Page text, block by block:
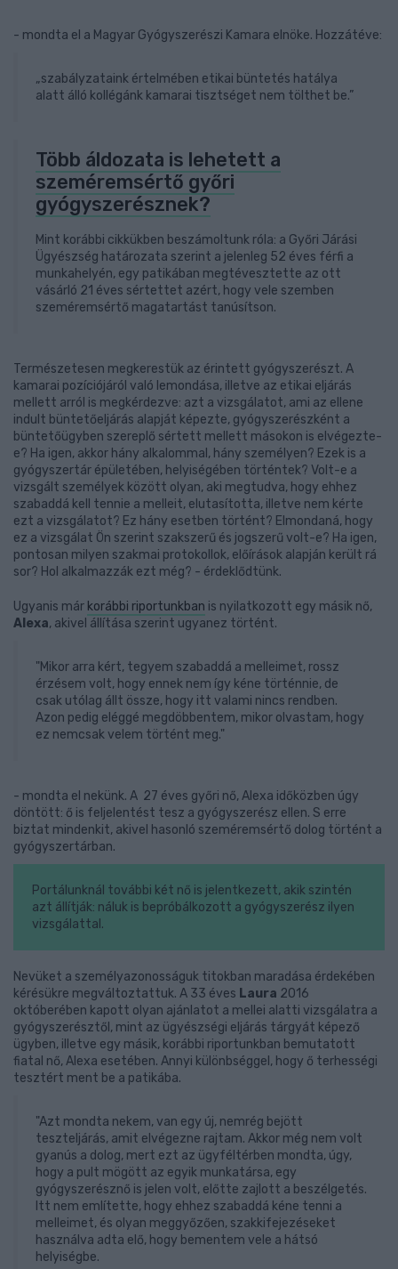
- mondta el a Magyar Gyógyszerészi Kamara elnöke. Hozzátéve:
„szabályzataink értelmében etikai büntetés hatálya
alatt álló kollégánk kamarai tisztséget nem tölthet be.”
Több áldozata is lehetett a
szeméremsértő győri
gyógyszerésznek?
Mint korábbi cikkükben beszámoltunk róla: a Győri Járási
Ügyészség határozata szerint a jelenleg 52 éves férfi a
munkahelyén, egy patikában megtévesztette az ott
vásárló 21 éves sértettet azért, hogy vele szemben
szeméremsértő magatartást tanúsítson.
Természetesen megkerestük az érintett gyógyszerészt. A
kamarai pozíciójáról való lemondása, illetve az etikai eljárás
mellett arról is megkérdezve: azt a vizsgálatot, ami az ellene
indult büntetőeljárás alapját képezte, gyógyszerészként a
büntetőügyben szereplő sértett mellett másokon is elvégezte-
e? Ha igen, akkor hány alkalommal, hány személyen? Ezek is a
gyógyszertár épületében, helyiségében történtek? Volt-e a
vizsgált személyek között olyan, aki megtudva, hogy ehhez
szabaddá kell tennie a melleit, elutasította, illetve nem kérte
ezt a vizsgálatot? Ez hány esetben történt? Elmondaná, hogy
ez a vizsgálat Ön szerint szakszerű és jogszerű volt-e? Ha igen,
pontosan milyen szakmai protokollok, előírások alapján került rá
sor? Hol alkalmazzák ezt még? - érdeklődtünk.
Ugyanis már korábbi riportunkban is nyilatkozott egy másik nő,
Alexa, akivel állítása szerint ugyanez történt.
"Mikor arra kért, tegyem szabaddá a melleimet, rossz
érzésem volt, hogy ennek nem így kéne történnie, de
csak utólag állt össze, hogy itt valami nincs rendben.
Azon pedig eléggé megdöbbentem, mikor olvastam, hogy
ez nemcsak velem történt meg."
- mondta el nekünk. A 27 éves győri nő, Alexa időközben úgy
döntött: ő is feljelentést tesz a gyógyszerész ellen. S erre
biztat mindenkit, akivel hasonló szeméremsértő dolog történt a
gyógyszertárban.
Portálunknál további két nő is jelentkezett, akik szintén
azt állítják: náluk is bepróbálkozott a gyógyszerész ilyen
vizsgálattal.
Nevüket a személyazonosságuk titokban maradása érdekében
kérésükre megváltoztattuk. A 33 éves Laura 2016
októberében kapott olyan ajánlatot a mellei alatti vizsgálatra a
gyógyszerésztől, mint az ügyészségi eljárás tárgyát képező
ügyben, illetve egy másik, korábbi riportunkban bemutatott
fiatal nő, Alexa esetében. Annyi különbséggel, hogy ő terhességi
tesztért ment be a patikába.
"Azt mondta nekem, van egy új, nemrég bejött
teszteljárás, amit elvégezne rajtam. Akkor még nem volt
gyanús a dolog, mert ezt az ügyféltérben mondta, úgy,
hogy a pult mögött az egyik munkatársa, egy
gyógyszerésznő is jelen volt, előtte zajlott a beszélgetés.
Itt nem említette, hogy ehhez szabaddá kéne tenni a
melleimet, és olyan meggyőzően, szakkifejezéseket
használva adta elő, hogy bementem vele a hátsó
helyiségbe.